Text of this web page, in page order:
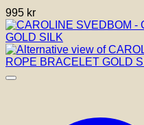
995 kr